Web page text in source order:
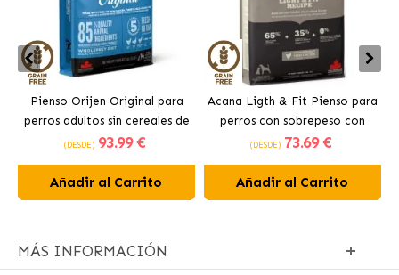
Pienso Orijen Original para
perros adultos sin cereales de
pollo
(DESDE) 93.99 €
Añadir al Carrito
Acana Ligth & Fit Pienso para
perros con sobrepeso con
pollo fresco
(DESDE) 73.69 €
Añadir al Carrito
MÁS INFORMACIÓN